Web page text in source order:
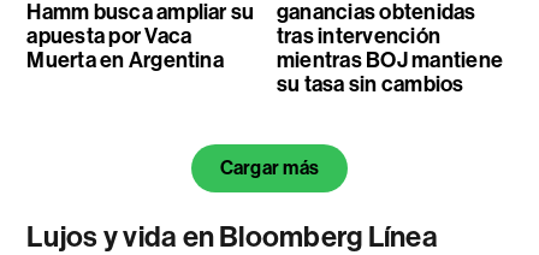
Hamm busca ampliar su
apuesta por Vaca
Muerta en Argentina
ganancias obtenidas
tras intervención
mientras BOJ mantiene
su tasa sin cambios
Cargar más
Lujos y vida en Bloomberg Línea